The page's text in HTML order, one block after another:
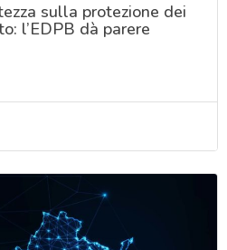
sulla protezione dei
l’EDPB dà parere